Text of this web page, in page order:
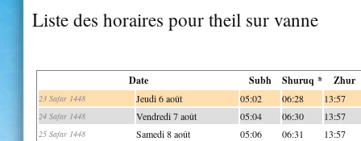
Liste des horaires pour theil sur vanne
Date Subh Shuruq * Zhur
23 Safar 1448 Jeudi 6 août 05:02 06:28 13:57
24 Safar 1448 Vendredi 7 août 05:04 06:30 13:57
25 Safar 1448 Samedi 8 août 05:06 06:31 13:57